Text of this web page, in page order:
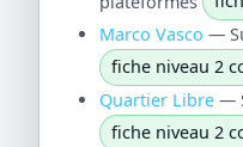
Marco Vasco —
fiche niveau 2
Quartier Libre—
fiche niveau 2